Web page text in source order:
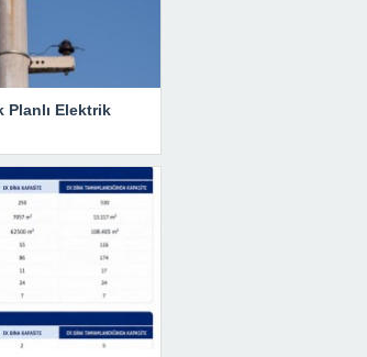
Planlı Elektrik